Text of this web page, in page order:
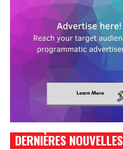
DERNIÈRES NOUVELLES